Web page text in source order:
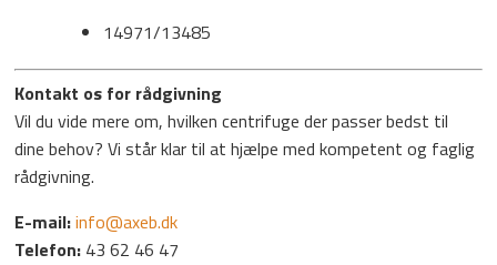
14971/13485
Kontakt os for rådgivning
Vil du vide mere om, hvilken centrifuge der passer bedst til
dine behov? Vi står klar til at hjælpe med kompetent og faglig
rådgivning.
E-mail:info@axeb.dk
Telefon: 43 62 46 47